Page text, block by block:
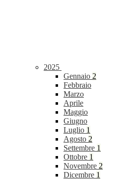
2025
Gennaio 2
Febbraio
Marzo
Aprile
Maggio
Giugno
Luglio 1
Agosto 2
Settembre 1
Ottobre 1
Novembre 2
Dicembre 1